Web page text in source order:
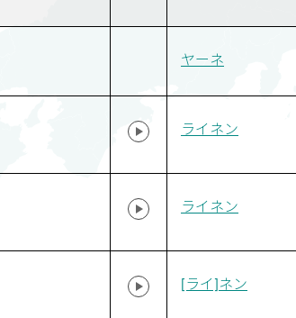
ヤーネ
ライネン
ライネン
[ライ]ネン